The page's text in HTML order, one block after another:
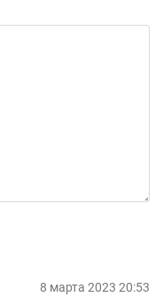
8 марта 2023 20:53